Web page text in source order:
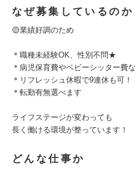
なぜ募集しているのか
🟡業績好調のため
＊職種未経験OK、性別不問★
＊病児保育費やベビーシッター費
＊リフレッシュ休暇で9連休も可！
＊転勤有無選べます
ライフステージが変わっても
長く働ける環境が整っています！
どんな仕事か